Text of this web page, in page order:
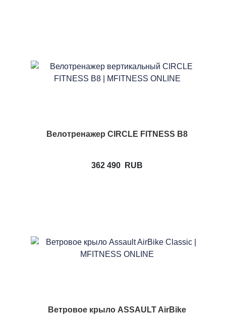
Велотренажер CIRCLE FITNESS B8
362 490 RUB
Ветровое крыло ASSAULT AirBike